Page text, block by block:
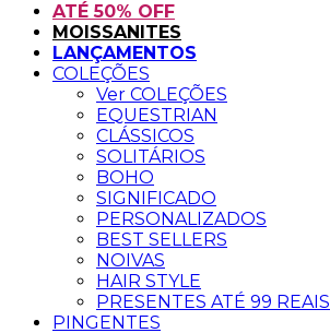
ATÉ 50% OFF
MOISSANITES
LANÇAMENTOS
COLEÇÕES
Ver COLEÇÕES
EQUESTRIAN
CLÁSSICOS
SOLITÁRIOS
BOHO
SIGNIFICADO
PERSONALIZADOS
BEST SELLERS
NOIVAS
HAIR STYLE
PRESENTES ATÉ 99 REAIS
PINGENTES